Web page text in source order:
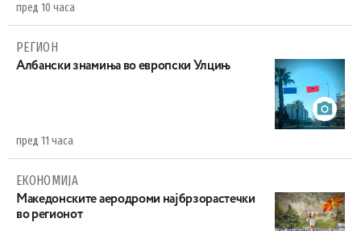
пред 10 часа
РЕГИОН
Aлбански знамиња во европски Улцињ
пред 11 часа
ЕКОНОМИЈА
Maкедонските аеродроми најбрзорастечки
во регионот